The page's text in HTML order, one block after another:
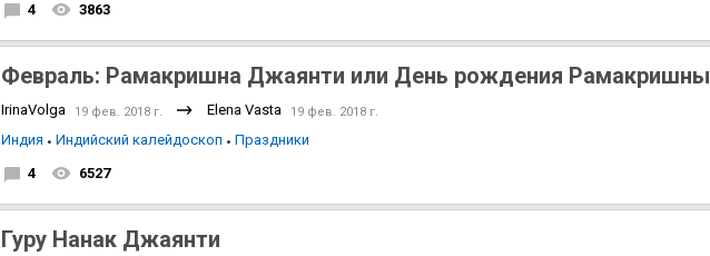
4
3863
Февраль: Рамакришна Джаянти или День рождения Рамакришны
IrinaVolga 19 фев. 2018 г. Elena Vasta 19 фев. 2018 г.
Индия Индийский калейдоскоп
Праздники
4
6527
Гуру Нанак Джаянти